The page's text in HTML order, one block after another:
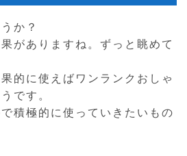
か？
がありますね。ずっと眺めて
的に使えばワンランクおしゃ
です。
積極的に使っていきたいもの